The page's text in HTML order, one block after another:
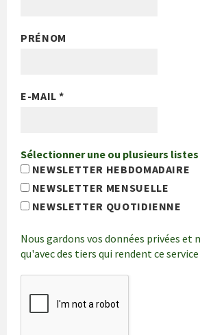
PRÉNOM
E-MAIL*
Sélectionner une ou plusieurs listes
NEWSLETTER HEBDOMADAIRE
NEWSLETTER MENSUELLE
NEWSLETTER QUOTIDIENNE
Nous gardons vos données privées et
qu'avec des tiers qui rendent ce